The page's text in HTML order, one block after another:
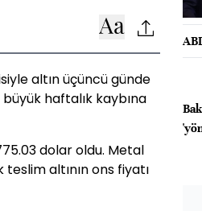
altın üçüncü günde
haftalık kaybına
dolar oldu. Metal
altının ons fiyatı